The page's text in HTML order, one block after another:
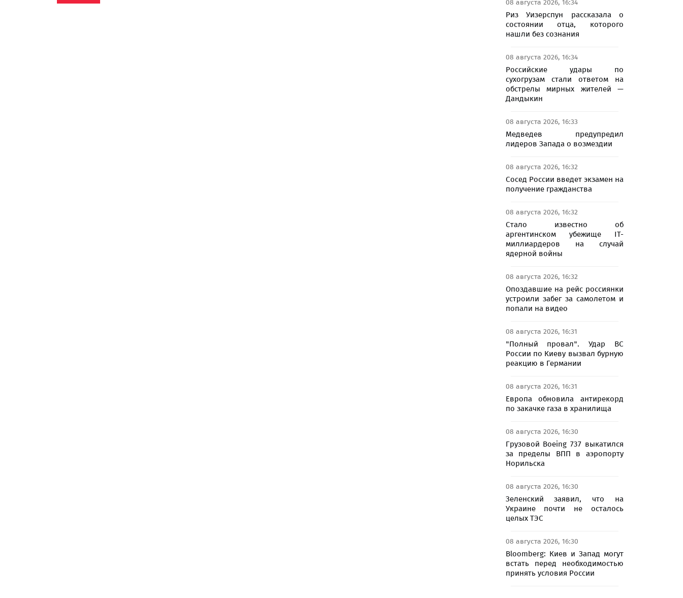
08 августа 2026, 16:34
Риз Уизерспун рассказала о
состоянии отца, которого
нашли без сознания
08 августа 2026, 16:34
Российские удары по
сухогрузам стали ответом на
обстрелы мирных жителей —
Дандыкин
08 августа 2026, 16:33
Медведев предупредил
лидеров Запада о возмездии
08 августа 2026, 16:32
Сосед России введет экзамен на
получение гражданства
08 августа 2026, 16:32
Стало известно об
аргентинском убежище IT-
миллиардеров на случай
ядерной войны
08 августа 2026, 16:32
Опоздавшие на рейс россиянки
устроили забег за самолетом и
попали на видео
08 августа 2026, 16:31
"Полный провал". Удар ВС
России по Киеву вызвал бурную
реакцию в Германии
08 августа 2026, 16:31
Европа обновила антирекорд
по закачке газа в хранилища
08 августа 2026, 16:30
Грузовой Boeing 737 выкатился
за пределы ВПП в аэропорту
Норильска
08 августа 2026, 16:30
Зеленский заявил, что на
Украине почти не осталось
целых ТЭС
08 августа 2026, 16:30
Bloomberg: Киев и Запад могут
встать перед необходимостью
принять условия России